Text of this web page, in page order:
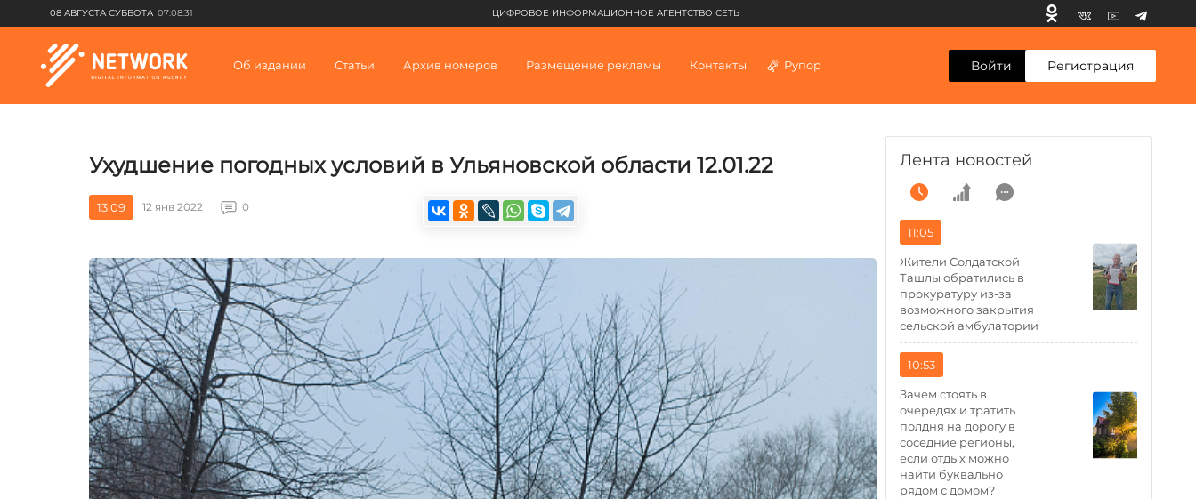
08 АВГУСТА СУББОТА 07:08:31 ЦИФРОВОЕ ИНФОРМАЦИОННОЕ АГЕНТСТВО СЕТЬ
Об издании Статьи Архив номеров Размещение рекламы Контакты Рупор Войти Регистрация
Ухудшение погодных условий в Ульяновской области 12.01.22
13:09 12 янв 2022 0
Лента новостей
11:05
Жители Солдатской
Ташлы обратились в
прокуратуру из-за
возможного закрытия
сельской амбулатории
10:53
Зачем стоять в
очередях и тратить
полдня на дорогу в
соседние регионы,
если отдых можно
найти буквально
рядом с домом?